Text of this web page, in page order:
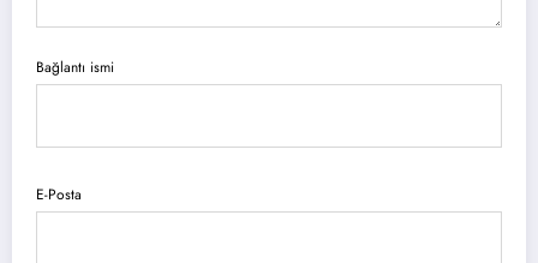
Bağlantı ismi
E-Posta